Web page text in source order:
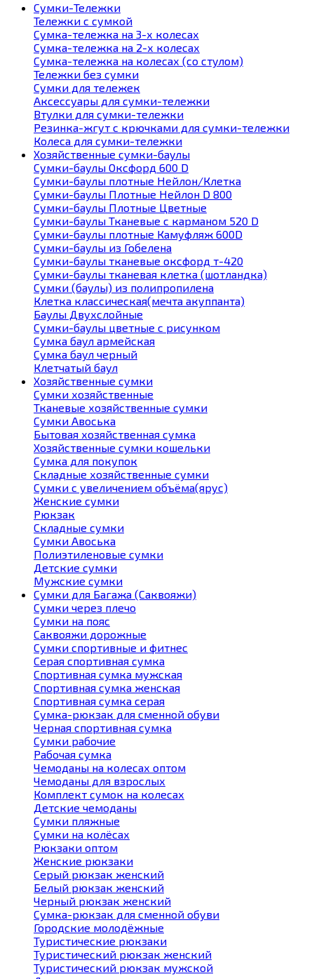
Сумки-Тележки
Тележки с сумкой
Сумка-тележка на 3-х колесах
Сумка-тележка на 2-х колесах
Сумка-тележка на колесах (со стулом)
Тележки без сумки
Сумки для тележек
Аксессуары для сумки-тележки
Втулки для сумки-тележки
Резинка-жгут с крючками для сумки-тележки
Колеса для сумки-тележки
Хозяйственные сумки-баулы
Сумки-баулы Оксфорд 600 D
Сумки-баулы плотные Нейлон/Клетка
Сумки-баулы Плотные Нейлон D 800
Сумки-баулы Плотные Цветные
Сумки-баулы Тканевые с карманом 520 D
Сумки-баулы плотные Камуфляж 600D
Сумки-баулы из Гобелена
Сумки-баулы тканевые оксфорд т-420
Сумки-баулы тканевая клетка (шотландка)
Сумки (баулы) из полипропилена
Клетка классическая(мечта акуппанта)
Баулы Двухслойные
Сумки-баулы цветные с рисунком
Сумка баул армейская
Сумка баул черный
Клетчатый баул
Хозяйственные сумки
Сумки хозяйственные
Тканевые хозяйственные сумки
Сумки Авоська
Бытовая хозяйственная сумка
Хозяйственные сумки кошельки
Сумка для покупок
Складные хозяйственные сумки
Сумки с увеличением объёма(ярус)
Женские сумки
Рюкзак
Складные сумки
Сумки Авоська
Полиэтиленовые сумки
Детские сумки
Мужские сумки
Сумки для Багажа (Саквояжи)
Сумки через плечо
Сумки на пояс
Саквояжи дорожные
Сумки спортивные и фитнес
Серая спортивная сумка
Спортивная сумка мужская
Спортивная сумка женская
Спортивная сумка серая
Сумка-рюкзак для сменной обуви
Черная спортивная сумка
Сумки рабочие
Рабочая сумка
Чемоданы на колесах оптом
Чемоданы для взрослых
Комплект сумок на колесах
Детские чемоданы
Сумки пляжные
Сумки на колёсах
Рюкзаки оптом
Женские рюкзаки
Серый рюкзак женский
Белый рюкзак женский
Черный рюкзак женский
Сумка-рюкзак для сменной обуви
Городские молодёжные
Туристические рюкзаки
Туристический рюкзак женский
Туристический рюкзак мужской